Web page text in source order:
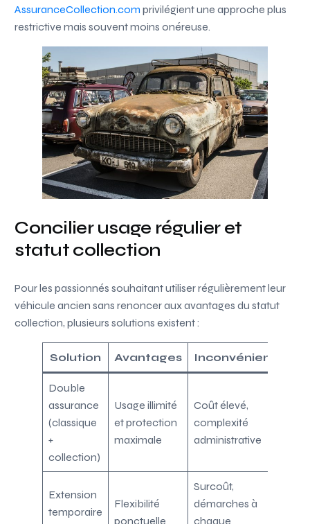
AssuranceCollection.com privilégient une approche plus
restrictive mais souvent moins onéreuse.
Concilier usage régulier et
statut collection
Pour les passionnés souhaitant utiliser régulièrement leur
véhicule ancien sans renoncer aux avantages du statut
collection, plusieurs solutions existent :
Solution Avantages Inconvénients
Double
assurance
(classique
+
collection)
Usage illimité
et protection
maximale
Coût élevé,
complexité
administrative
Extension
temporaire
Flexibilité
ponctuelle
Surcoût,
démarches à
chaque